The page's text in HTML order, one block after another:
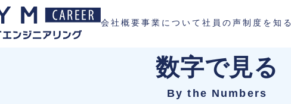
会社概要事業について 社員の声制度を知る
数字で見る
By the Numbers